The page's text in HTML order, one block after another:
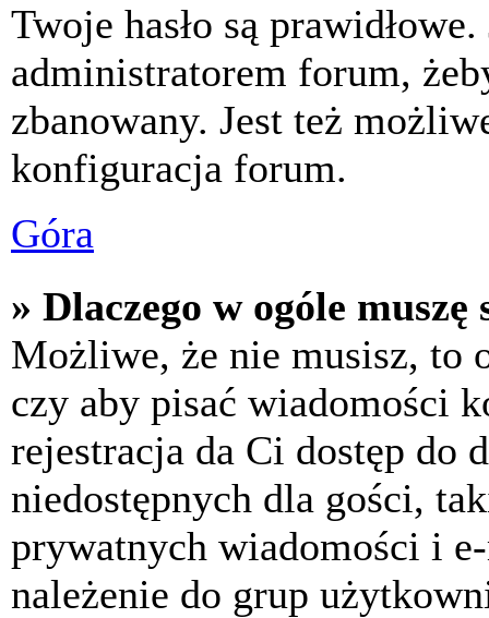
Twoje hasło są
administratorem forum,
zbanowany. Jest też
konfiguracja forum.
Góra
» Dlaczego w ogóle
Możliwe, że nie musisz, to
czy aby pisać wiadomości
rejestracja da Ci dostęp do
niedostępnych dla gości,
prywatnych wiadomości i
należenie do grup